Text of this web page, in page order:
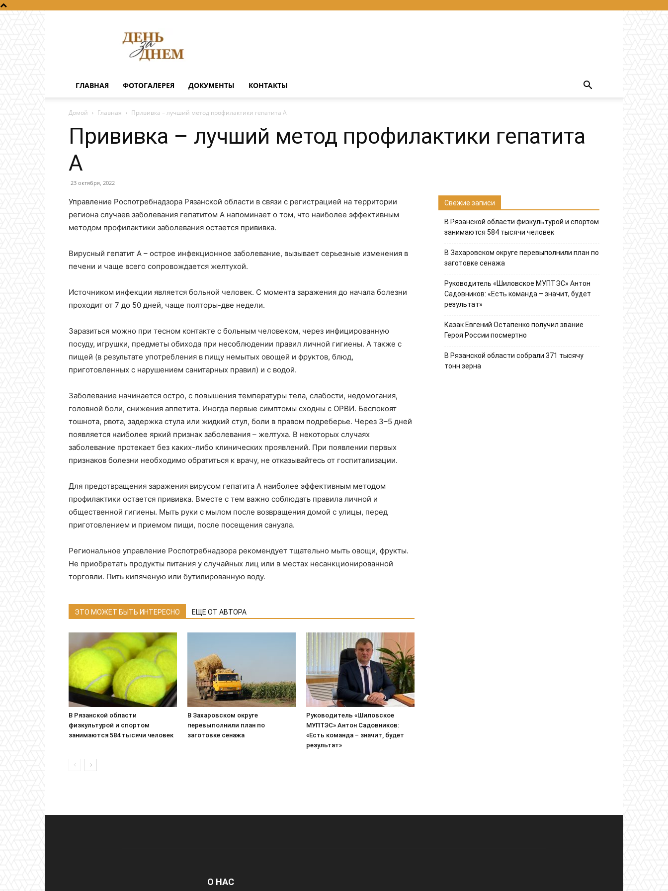
за
днем
ГЛАВНАЯ ФОТОГАЛЕРЕЯ ДОКУМЕНТЫ КОНТАКТЫ
Домой Главная Прививка – лучший метод профилактики гепатита А
Прививка – лучший метод профилактики гепатита
А
23 октября, 2022
Управление Роспотребнадзора Рязанской области в связи с регистрацией на территории
региона случаев заболевания гепатитом А напоминает о том, что наиболее эффективным
методом профилактики заболевания остается прививка.
Вирусный гепатит А – острое инфекционное заболевание, вызывает серьезные изменения в
печени и чаще всего сопровождается желтухой.
Источником инфекции является больной человек. С момента заражения до начала болезни
проходит от 7 до 50 дней, чаще полторы-две недели.
Заразиться можно при тесном контакте с больным человеком, через инфицированную
посуду, игрушки, предметы обихода при несоблюдении правил личной гигиены. А также с
пищей (в результате употребления в пищу немытых овощей и фруктов, блюд,
приготовленных с нарушением санитарных правил) и с водой.
Заболевание начинается остро, с повышения температуры тела, слабости, недомогания,
головной боли, снижения аппетита. Иногда первые симптомы сходны с ОРВИ. Беспокоят
тошнота, рвота, задержка стула или жидкий стул, боли в правом подреберье. Через 3–5 дней
появляется наиболее яркий признак заболевания – желтуха. В некоторых случаях
заболевание протекает без каких-либо клинических проявлений. При появлении первых
признаков болезни необходимо обратиться к врачу, не отказывайтесь от госпитализации.
Для предотвращения заражения вирусом гепатита А наиболее эффективным методом
профилактики остается прививка. Вместе с тем важно соблюдать правила личной и
общественной гигиены. Мыть руки с мылом после возвращения домой с улицы, перед
приготовлением и приемом пищи, после посещения санузла.
Региональное управление Роспотребнадзора рекомендует тщательно мыть овощи, фрукты.
Не приобретать продукты питания у случайных лиц или в местах несанкционированной
торговли. Пить кипяченую или бутилированную воду.
ЭТО МОЖЕТ БЫТЬ ИНТЕРЕСНО ЕЩЕ ОТ АВТОРА
В Рязанской области
физкультурой и спортом
занимаются 584 тысячи человек
В Захаровском округе
перевыполнили план по
заготовке сенажа
Руководитель «Шиловское
МУПТЭС» Антон Садовников:
«Есть команда – значит, будет
результат»
Свежие записи
В Рязанской области физкультурой и спортом
занимаются 584 тысячи человек
В Захаровском округе перевыполнили план по
заготовке сенажа
Руководитель «Шиловское МУПТЭС» Антон
Садовников: «Есть команда – значит, будет
результат»
Казак Евгений Остапенко получил звание
Героя России посмертно
В Рязанской области собрали 371 тысячу
тонн зерна
О НАС